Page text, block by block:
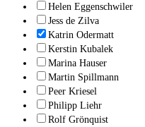
Helen Eggenschwiler
Jess de Zilva
Katrin Odermatt
Kerstin Kubalek
Marina Hauser
Martin Spillmann
Peer Kriesel
Philipp Liehr
Rolf Grönquist